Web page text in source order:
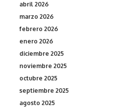
abril 2026
marzo 2026
febrero 2026
enero 2026
diciembre 2025
noviembre 2025
octubre 2025
septiembre 2025
agosto 2025